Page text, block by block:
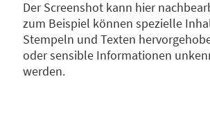
Der Screenshot kann hier
zum Beispiel können spezielle
Stempeln und Texten
oder sensible Informationen
werden.